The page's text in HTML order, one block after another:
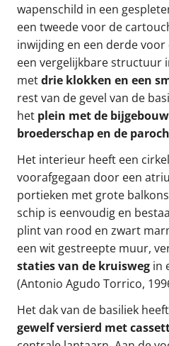
wapenschild in een
een tweede voor de
inwijding en een derde
een vergelijkbare structuur
metdrie klokken en een
rest van de gevel van de
het plein met de
broederschap en de
Het interieur heeft een
voorafgegaan door een
portieken met grote
schip is eenvoudig en
plint van rood en zwart
een wit gestreepte muur,
staties van de kruisweg in
(Antonio Agudo Torrico,
Het dak van de basiliek
gewelf versierd met